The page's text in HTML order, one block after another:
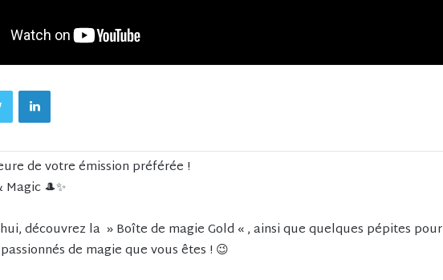
TwitterLinkedin
de votre émission préférée !
Magic 🎩✨
découvrez la » Boîte de magie Gold « , ainsi que quelques pépites pour
de magie que vous êtes ! 😉